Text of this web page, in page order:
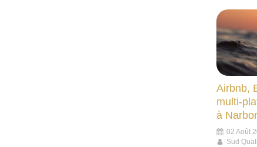
Airbnb,
multi-
à
02 Août
Sud